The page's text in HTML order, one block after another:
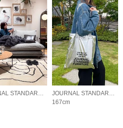
JOURNAL STANDARD FURNITURE
JOURNAL STANDARD FURNITURE
167cm